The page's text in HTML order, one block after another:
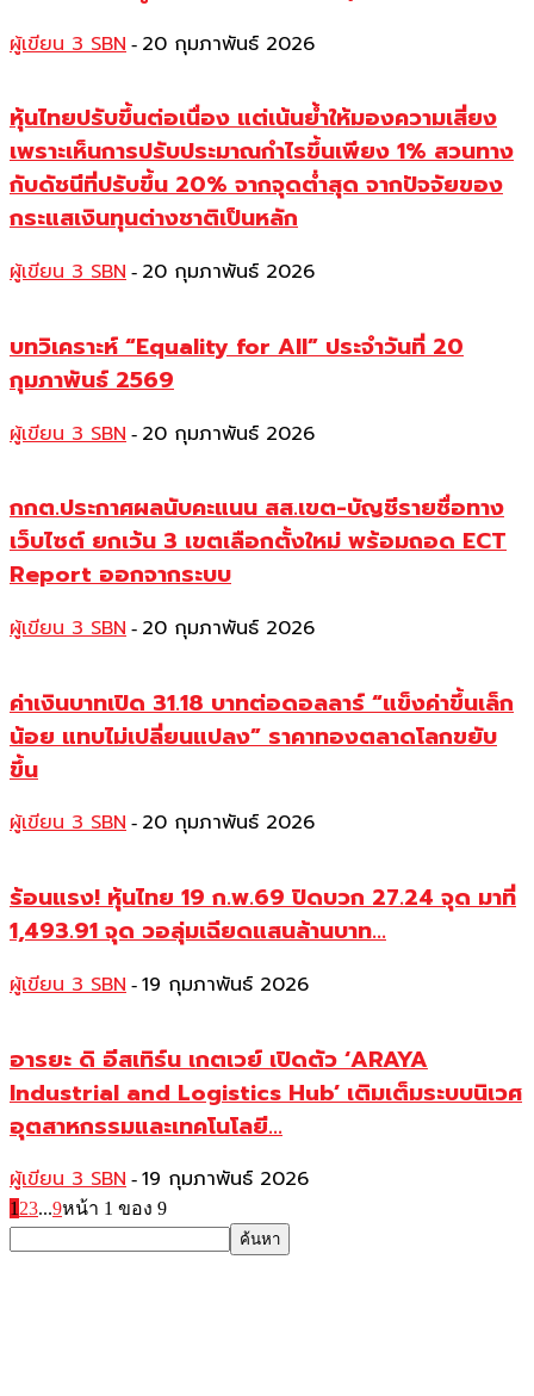
ผู้เขียน 3 SBN - 20 กุมภาพันธ์ 2026
หุ้นไทยปรับขึ้นต่อเนื่อง แต่เน้นย้ำให้มองความเสี่ยง
เพราะเห็นการปรับประมาณกำไรขึ้นเพียง 1% สวนทาง
กับดัชนีที่ปรับขึ้น 20% จากจุดต่ำสุด จากปัจจัยของ
กระแสเงินทุนต่างชาติเป็นหลัก
ผู้เขียน 3 SBN - 20 กุมภาพันธ์ 2026
บทวิเคราะห์ “Equality for All” ประจำวันที่ 20
กุมภาพันธ์ 2569
ผู้เขียน 3 SBN - 20 กุมภาพันธ์ 2026
กกต.ประกาศผลนับคะแนน สส.เขต-บัญชีรายชื่อทาง
เว็บไซต์ ยกเว้น 3 เขตเลือกตั้งใหม่ พร้อมถอด ECT
Report ออกจากระบบ
ผู้เขียน 3 SBN - 20 กุมภาพันธ์ 2026
ค่าเงินบาทเปิด 31.18 บาทต่อดอลลาร์ “แข็งค่าขึ้นเล็ก
น้อย แทบไม่เปลี่ยนแปลง” ราคาทองตลาดโลกขยับ
ขึ้น
ผู้เขียน 3 SBN - 20 กุมภาพันธ์ 2026
ร้อนแรง! หุ้นไทย 19 ก.พ.69 ปิดบวก 27.24 จุด มาที่
1,493.91 จุด วอลุ่มเฉียดแสนล้านบาท...
ผู้เขียน 3 SBN - 19 กุมภาพันธ์ 2026
อารยะ ดิ อีสเทิร์น เกตเวย์ เปิดตัว ‘ARAYA
Industrial and Logistics Hub’ เติมเต็มระบบนิเวศ
อุตสาหกรรมและเทคโนโลยี...
ผู้เขียน 3 SBN - 19 กุมภาพันธ์ 2026
1 23...9หน้า 1 ของ 9